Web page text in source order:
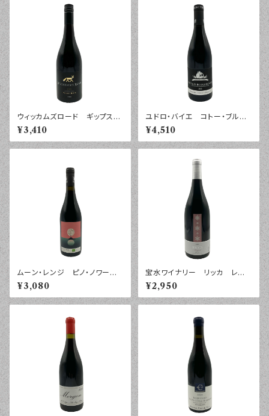
ウィッカムズロード ギップスラ
ンド ピノ・ノワール ２０２５
年 ７５０ｍｌ
¥3,410
ユドロ・バイエ コトー・ブルギ
ニヨン ルージュ レ・ブラッ
ク・チェアーズ ２０２２年 ７５
０ｍｌ
¥4,510
ムーン・レンジ ピノ・ノワー
ル ペイ・ドック ２０２４年 ７
５０ｍｌ
¥3,080
宝水ワイナリー リッカ レゲ
ント ２０２５年 ７５０ｍｌ
¥2,950